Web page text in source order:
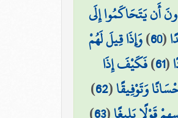
أَن يَتَحَاكَمُوا إِلَى
(
60
)وَإِذَا قِيلَ لَهُمْ
(
61
)فَكَيْفَ إِذَا
وَتَوْفِيقًا(
62
)